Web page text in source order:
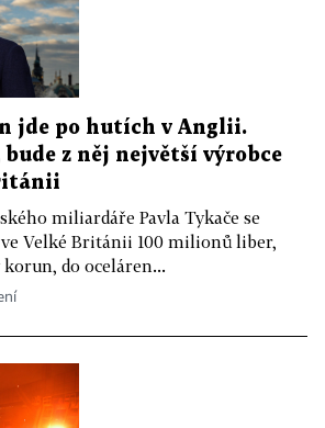
jde po hutích v Anglii.
bude z něj největší výrobce
miliardáře Pavla Tykače se
Velké Británii 100 milionů liber,
do oceláren...